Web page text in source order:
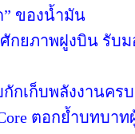
” ของน้ำมัน
ยภาพฝูงบิน รับม
เก็บพลังงานครบ
ตอกย้ำบทบา